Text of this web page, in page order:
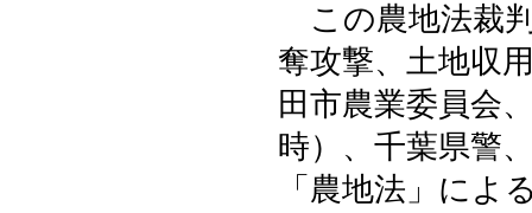
この農地法裁
奪攻撃、土地収
田市農業委員会
時）、千葉県警
「農地法」によ